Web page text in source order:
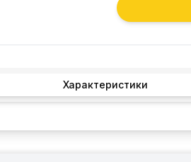
Характеристики